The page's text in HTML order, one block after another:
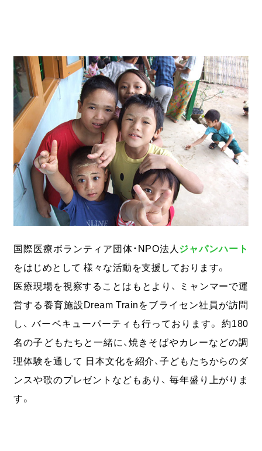
コラム
コンサルティング
ニュース
会社情報
03-6261-3694
（平日：9:00 - 17:00）
無料
お問い合わせ
資料
国際医療ボランティア団体・NPO法人 ジャパンハート
をはじめとして 様々な活動を支援しております。
医療現場を視察することはもとより、 ミャンマーで運
営する養育施設Dream Trainをブライセン社員が訪問
し、 バーベキューパーティも行っております。 約180
名の子どもたちと一緒に、焼きそばやカレーなどの調
理体験を通して 日本文化を紹介、子どもたちからのダ
ンスや歌のプレゼントなどもあり、 毎年盛り上がりま
す。